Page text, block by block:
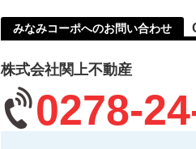
みなみコーポへのお問い合わせ
株式会社関上不動産
0278-